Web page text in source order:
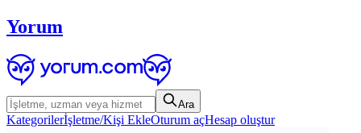
Yorum
Ara
Kategorilerİşletme/Kişi EkleOturum açHesap oluştur